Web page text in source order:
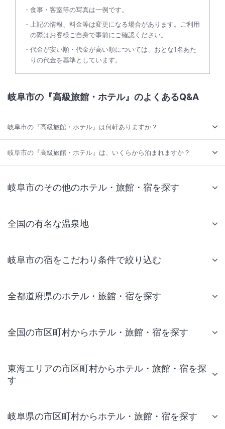
食事・客室等の写真は一例です。
上記の情報、料金等は変更になる場合があります。ご利用
の際はお客様ご自身で事前にご確認ください。
代金が安い順・代金が高い順については、おとな1名あた
りの代金を基準としています。
岐阜市の『高級旅館・ホテル』のよくあるQ&A
岐阜市の『高級旅館・ホテル』は何軒ありますか？
岐阜市の『高級旅館・ホテル』は、いくらから泊まれますか？
岐阜市のその他のホテル・旅館・宿を探す
全国の有名な温泉地
岐阜市の宿をこだわり条件で絞り込む
全都道府県のホテル・旅館・宿を探す
全国の市区町村からホテル・旅館・宿を探す
東海エリアの市区町村からホテル・旅館・宿を探
す
岐阜県の市区町村からホテル・旅館・宿を探す